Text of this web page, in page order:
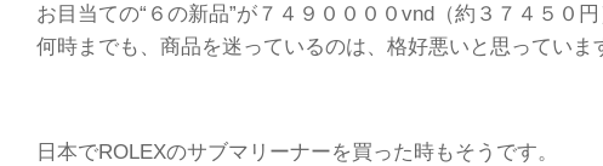
お目当ての“６の新品”が７４９００００vnd（約３７４５０
何時までも、商品を迷っているのは、格好悪いと思っていま
日本でROLEXのサブマリーナーを買った時もそうです。